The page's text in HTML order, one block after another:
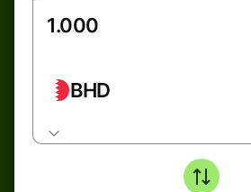
BHD